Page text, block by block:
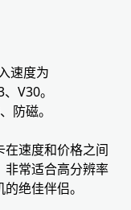
速度为
V30。
防磁。
在速度和价格之间
非常适合高分辨率
绝佳伴侣。